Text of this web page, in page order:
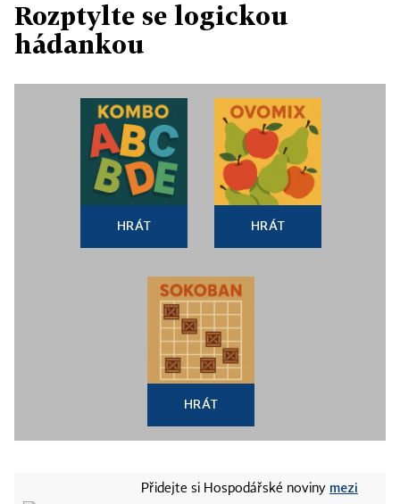
Rozptylte se logickou
hádankou
HRÁT HRÁT
HRÁT
Přidejte si Hospodářské noviny mezi